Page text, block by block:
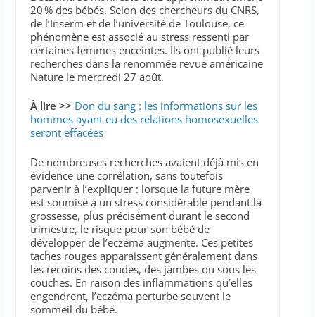
20 % des bébés. Selon des chercheurs du CNRS,
de l’Inserm et de l’université de Toulouse, ce
phénomène est associé au stress ressenti par
certaines femmes enceintes. Ils ont publié leurs
recherches dans la renommée revue américaine
Nature le mercredi 27 août.
À lire >> Don du sang : les informations sur les
hommes ayant eu des relations homosexuelles
seront effacées
De nombreuses recherches avaient déjà mis en
évidence une corrélation, sans toutefois
parvenir à l’expliquer : lorsque la future mère
est soumise à un stress considérable pendant la
grossesse, plus précisément durant le second
trimestre, le risque pour son bébé de
développer de l’eczéma augmente. Ces petites
taches rouges apparaissent généralement dans
les recoins des coudes, des jambes ou sous les
couches. En raison des inflammations qu’elles
engendrent, l’eczéma perturbe souvent le
sommeil du bébé.